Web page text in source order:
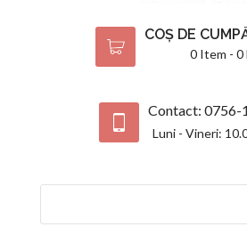
COȘ DE
0 Item - 0
Contact: 0756-
Luni - Vineri: